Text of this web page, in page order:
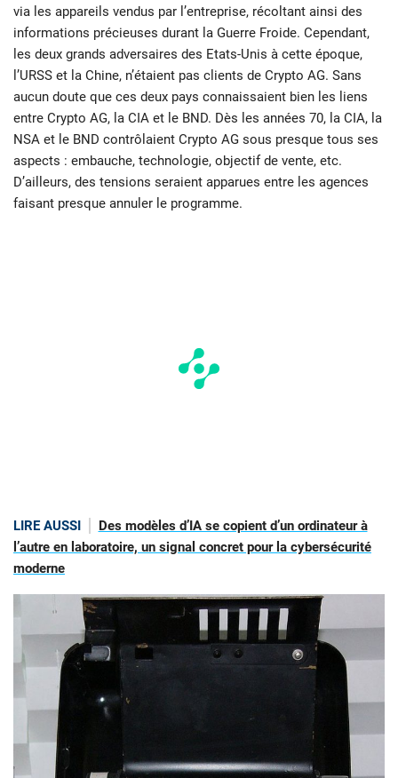
via les appareils vendus par l’entreprise, récoltant ainsi des
informations précieuses durant la Guerre Froide. Cependant,
les deux grands adversaires des Etats-Unis à cette époque,
l’URSS et la Chine, n’étaient pas clients de Crypto AG. Sans
aucun doute que ces deux pays connaissaient bien les liens
entre Crypto AG, la CIA et le BND. Dès les années 70, la CIA, la
NSA et le BND contrôlaient Crypto AG sous presque tous ses
aspects : embauche, technologie, objectif de vente, etc.
D’ailleurs, des tensions seraient apparues entre les agences
faisant presque annuler le programme.
LIRE AUSSI
Des modèles d’IA se copient d’un ordinateur à
l’autre en laboratoire, un signal concret pour la cybersécurité
moderne